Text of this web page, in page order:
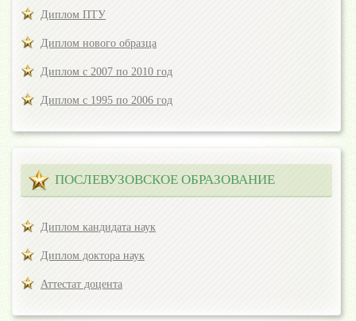
Диплом ПТУ
Диплом нового образца
Диплом с 2007 по 2010 год
Диплом с 1995 по 2006 год
ПОСЛЕВУЗОВСКОЕ ОБРАЗОВАНИЕ
Диплом кандидата наук
Диплом доктора наук
Аттестат доцента